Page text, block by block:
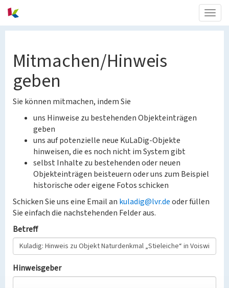
Mitmachen/Hinweis
geben
Sie können mitmachen, indem Sie
uns Hinweise zu bestehenden Objekteinträgen
geben
uns auf potenzielle neue KuLaDig-Objekte
hinweisen, die es noch nicht im System gibt
selbst Inhalte zu bestehenden oder neuen
Objekteinträgen beisteuern oder uns zum Beispiel
historische oder eigene Fotos schicken
Schicken Sie uns eine Email an kuladig@lvr.deoder füllen
Sie einfach die nachstehenden Felder aus.
Betreff
Hinweisgeber